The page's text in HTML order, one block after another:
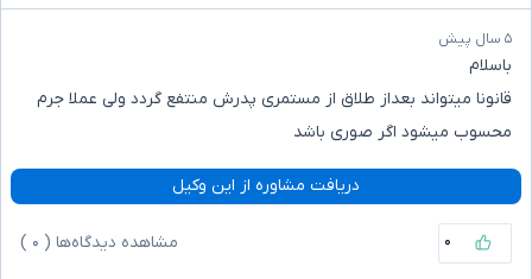
۵ سال پیش
باسلام
قانونا میتواند بعداز طلاق از مستمری پدرش منتفع گردد ولی عملا جرم
محسوب میشود اگر صوری باشد
دریافت مشاوره از این وکیل
۰ مشاهده دیدگاه‌ها ( ۰